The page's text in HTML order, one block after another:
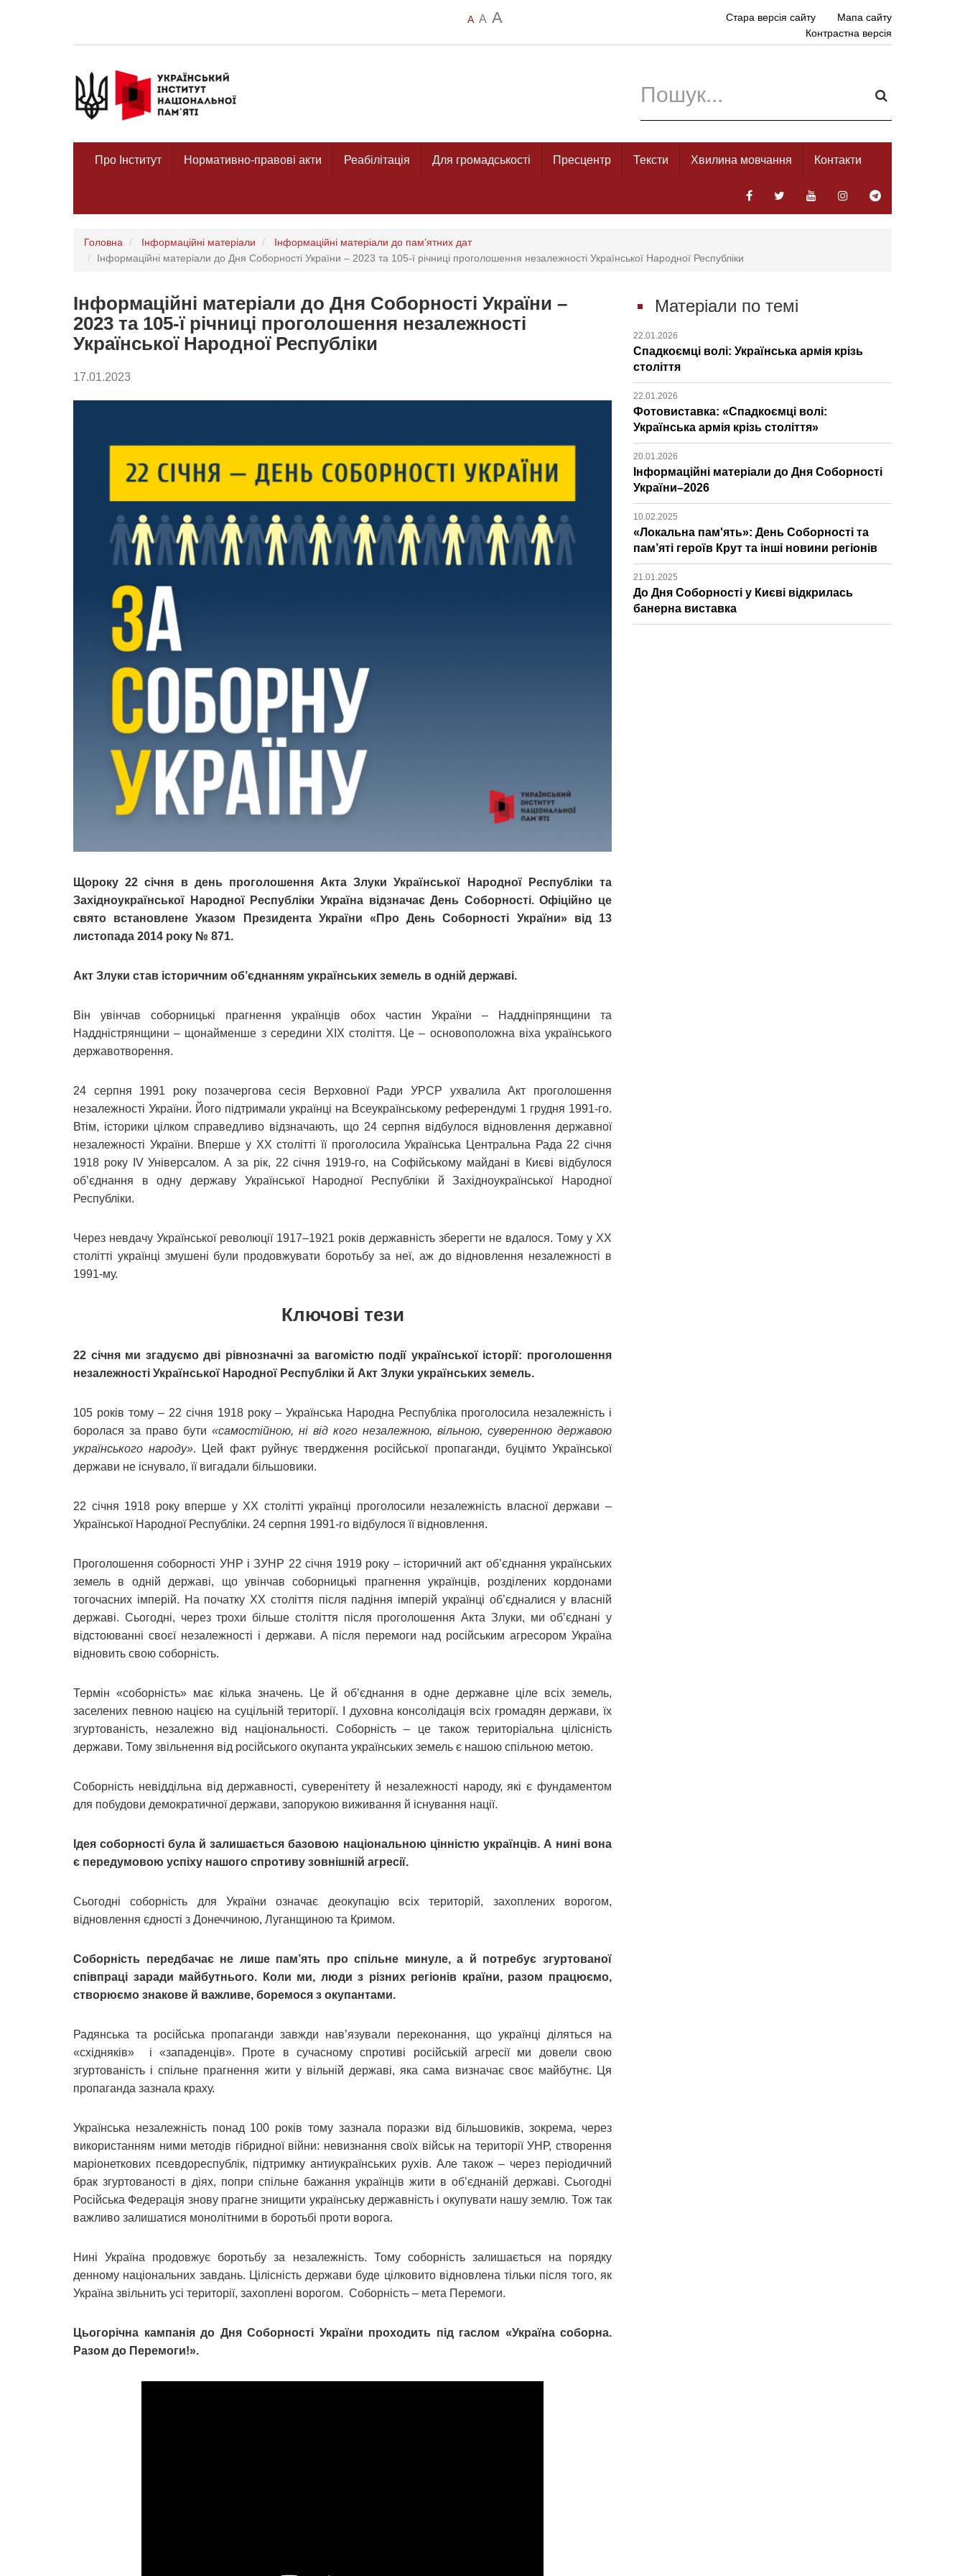
A A A Стара версія сайту
Мапа сайту
Контрастна версія
Про Інститут Нормативно-правові акти Реабілітація Для громадськості Пресцентр Тексти Хвилина мовчання Контакти
Головна Інформаційні матеріали
Інформаційні матеріали до памʼятних дат
Інформаційні матеріали до Дня Соборності України – 2023 та 105-ї річниці проголошення незалежності Української Народної Республіки
Інформаційні матеріали до Дня Соборності України –
2023 та 105-ї річниці проголошення незалежності
Української Народної Республіки
17.01.2023
Щороку 22 січня в день проголошення Акта Злуки Української Народної Республіки та
Західноукраїнської Народної Республіки Україна відзначає День Соборності. Офіційно це
свято встановлене Указом Президента України «Про День Соборності України» від 13
листопада 2014 року № 871.
Акт Злуки став історичним об’єднанням українських земель в одній державі.
Він увінчав соборницькі прагнення українців обох частин України – Наддніпрянщини та
Наддністрянщини – щонайменше з середини XIX століття. Це – основоположна віха українського
державотворення.
24 серпня 1991 року позачергова сесія Верховної Ради УРСР ухвалила Акт проголошення
незалежності України. Його підтримали українці на Всеукраїнському референдумі 1 грудня 1991-го.
Втім, історики цілком справедливо відзначають, що 24 серпня відбулося відновлення державної
незалежності України. Вперше у XX столітті її проголосила Українська Центральна Рада 22 січня
1918 року IV Універсалом. А за рік, 22 січня 1919-го, на Софійському майдані в Києві відбулося
об’єднання в одну державу Української Народної Республіки й Західноукраїнської Народної
Республіки.
Через невдачу Української революції 1917–1921 років державність зберегти не вдалося. Тому у XX
столітті українці змушені були продовжувати боротьбу за неї, аж до відновлення незалежності в
1991-му.
Ключові тези
22 січня ми згадуємо дві рівнозначні за вагомістю події української історії: проголошення
незалежності Української Народної Республіки й Акт Злуки українських земель.
105 років тому – 22 січня 1918 року – Українська Народна Республіка проголосила незалежність і
боролася за право бути «самостійною, ні від кого незалежною, вільною, суверенною державою
українського народу». Цей факт руйнує твердження російської пропаганди, буцімто Української
держави не існувало, її вигадали більшовики.
22 січня 1918 року вперше у XX столітті українці проголосили незалежність власної держави –
Української Народної Республіки. 24 серпня 1991-го відбулося її відновлення.
Проголошення соборності УНР і ЗУНР 22 січня 1919 року – історичний акт об’єднання українських
земель в одній державі, що увінчав соборницькі прагнення українців, розділених кордонами
тогочасних імперій. На початку ХХ століття після падіння імперій українці об’єдналися у власній
державі. Сьогодні, через трохи більше століття після проголошення Акта Злуки, ми обʼєднані у
відстоюванні своєї незалежності і держави. А після перемоги над російським агресором Україна
відновить свою соборність.
Термін «соборність» має кілька значень. Це й об’єднання в одне державне ціле всіх земель,
заселених певною нацією на суцільній території. І духовна консолідація всіх громадян держави, їх
згуртованість, незалежно від національності. Соборність – це також територіальна цілісність
держави. Тому звільнення від російського окупанта українських земель є нашою спільною метою.
Соборність невіддільна від державності, суверенітету й незалежності народу, які є фундаментом
для побудови демократичної держави, запорукою виживання й існування нації.
Ідея соборності була й залишається базовою національною цінністю українців. А нині вона
є передумовою успіху нашого спротиву зовнішній агресії.
Сьогодні соборність для України означає деокупацію всіх територій, захоплених ворогом,
відновлення єдності з Донеччиною, Луганщиною та Кримом.
Соборність передбачає не лише пам’ять про спільне минуле, а й потребує згуртованої
співпраці заради майбутнього. Коли ми, люди з різних регіонів країни, разом працюємо,
створюємо знакове й важливе, боремося з окупантами.
Радянська та російська пропаганди завжди нав’язували переконання, що українці діляться на
«східняків» і «западенців». Проте в сучасному спротиві російській агресії ми довели свою
згуртованість і спільне прагнення жити у вільній державі, яка сама визначає своє майбутнє. Ця
пропаганда зазнала краху.
Українська незалежність понад 100 років тому зазнала поразки від більшовиків, зокрема, через
використанням ними методів гібридної війни: невизнання своїх військ на території УНР, створення
маріонеткових псевдореспублік, підтримку антиукраїнських рухів. Але також – через періодичний
брак згуртованості в діях, попри спільне бажання українців жити в обʼєднаній державі. Сьогодні
Російська Федерація знову прагне знищити українську державність і окупувати нашу землю. Тож так
важливо залишатися монолітними в боротьбі проти ворога.
Нині Україна продовжує боротьбу за незалежність. Тому соборність залишається на порядку
денному національних завдань. Цілісність держави буде цілковито відновлена тільки після того, як
Україна звільнить усі території, захоплені ворогом. Соборність – мета Перемоги.
Цьогорічна кампанія до Дня Соборності України проходить під гаслом «Україна соборна.
Разом до Перемоги!».
Матеріали по темі
22.01.2026
Спадкоємці волі: Українська армія крізь
століття
22.01.2026
Фотовиставка: «Спадкоємці волі:
Українська армія крізь століття»
20.01.2026
Інформаційні матеріали до Дня Соборності
України–2026
10.02.2025
«Локальна пам'ять»: День Соборності та
пам’яті героїв Крут та інші новини регіонів
21.01.2025
До Дня Соборності у Києві відкрилась
банерна виставка